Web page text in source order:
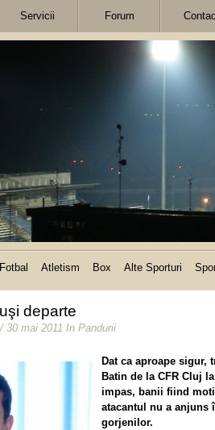
Servicii Forum
Fotbal Atletism Box Alte Sporturi
departe
/ 30 mai 2011 In Pandurii
Dat ca aproape sigur,
Batin de la CFR Cluj
impas, banii fiind
atacantul nu a anjuns
gorjenilor.